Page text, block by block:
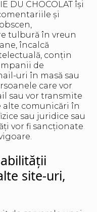
DU CHOCOLAT își
și
tulbură în vreun
încalcă
conțin
de
uri în masă sau
care vor
sau vor transmite
alte comunicări în
sau juridice sau
vor fi sancționate
site-uri,